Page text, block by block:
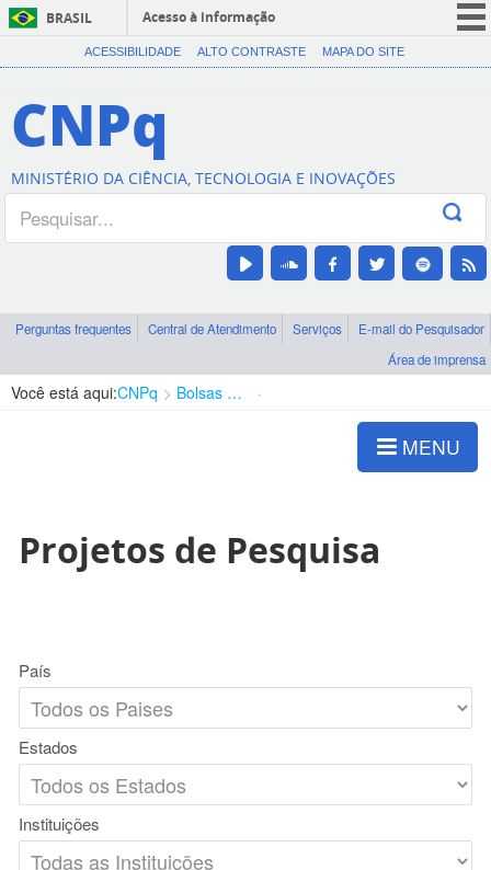
BRASIL
Acesso à informação
CORONAVÍRUS (COVID-19)
Canais
ACESSIBILIDADE ALTO CONTRASTE MAPA DO SITE
CNPq
MINISTÉRIO DA CIÊNCIA, TECNOLOGIA E INOVAÇÕES
Perguntas frequentes Central de Atendimento Serviços
E-mail do Pesquisador
Área de imprensa
Você está aqui:CNPq Bolsas e Auxílios Vigentes
MENU
Projetos de Pesquisa
País
Estados
Instituições